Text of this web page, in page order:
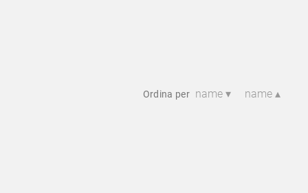
Ordina per name ▾ name ▴